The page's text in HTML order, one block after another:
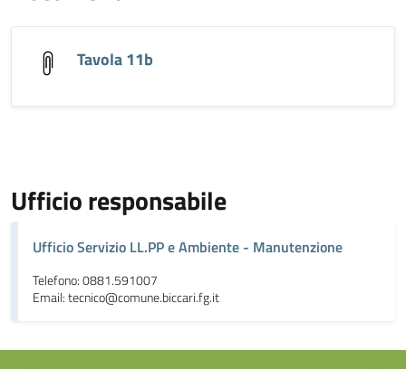
Tavola 11b
Ufficio responsabile
Ufficio Servizio LL.PP e Ambiente - Manutenzione
Telefono: 0881.591007
Email: tecnico@comune.biccari.fg.it